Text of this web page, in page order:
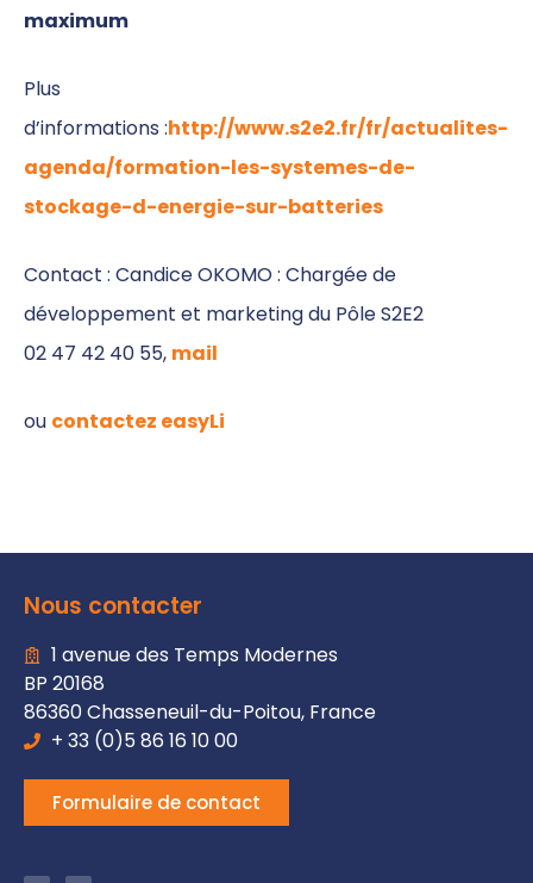
maximum
Plus
d’informations :http://www.s2e2.fr/fr/actualites-
agenda/formation-les-systemes-de-
stockage-d-energie-sur-batteries
Contact : Candice OKOMO : Chargée de
développement et marketing du Pôle S2E2
02 47 42 40 55, mail
ou contactez easyLi
Nous contacter
1 avenue des Temps Modernes
BP 20168
86360 Chasseneuil-du-Poitou, France
+ 33 (0)5 86 16 10 00
Formulaire de contact